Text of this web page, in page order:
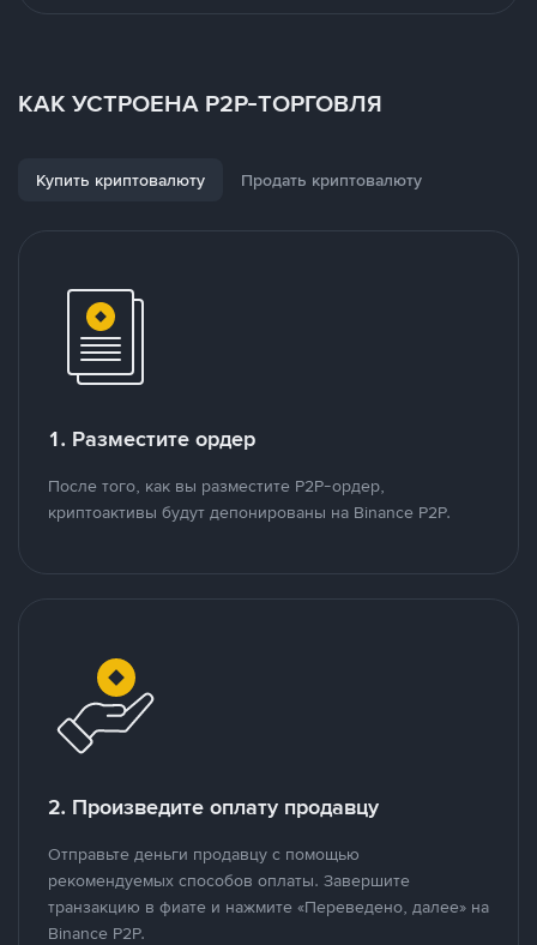
КАК УСТРОЕНА P2P-ТОРГОВЛЯ
Купить криптовалюту Продать криптовалюту
1. Разместите ордер
После того, как вы разместите P2P-ордер,
криптоактивы будут депонированы на Binance P2P.
2. Произведите оплату продавцу
Отправьте деньги продавцу с помощью
рекомендуемых способов оплаты. Завершите
транзакцию в фиате и нажмите «Переведено, далее» на
Binance P2P.